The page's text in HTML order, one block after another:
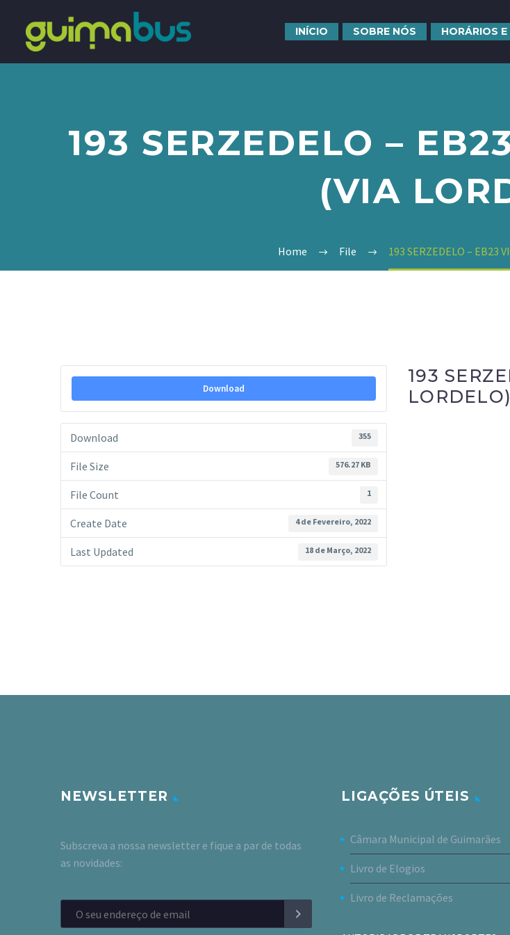
INÍCIO SOBRE NÓS HORÁRIOS
193 SERZEDELO –
(VIA
Home File 193 SERZEDELO – EB23
Download
Download 355
File Size 576.27 KB
File Count 1
Create Date 4 de Fevereiro, 2022
Last Updated 18 de Março, 2022
193
LORDELO)
NEWSLETTER
Subscreva a nossa newsletter e fique a par de todas
as novidades:
LIGAÇÕES ÚTEIS
Câmara Municipal de Guimarães
Livro de Elogios
Livro de Reclamações